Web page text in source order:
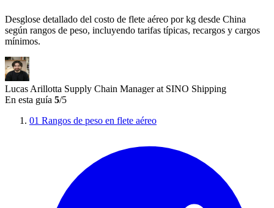
Desglose detallado del costo de flete aéreo por kg desde China
según rangos de peso, incluyendo tarifas típicas, recargos y cargos
mínimos.
Lucas Arillotta Supply Chain Manager at SINO Shipping
En esta guía 5/5
01 Rangos de peso en flete aéreo